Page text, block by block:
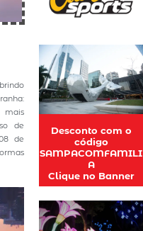
mais
de
de
Desconto com o
código
SAMPACOMFAMILI
A
Clique no Banner